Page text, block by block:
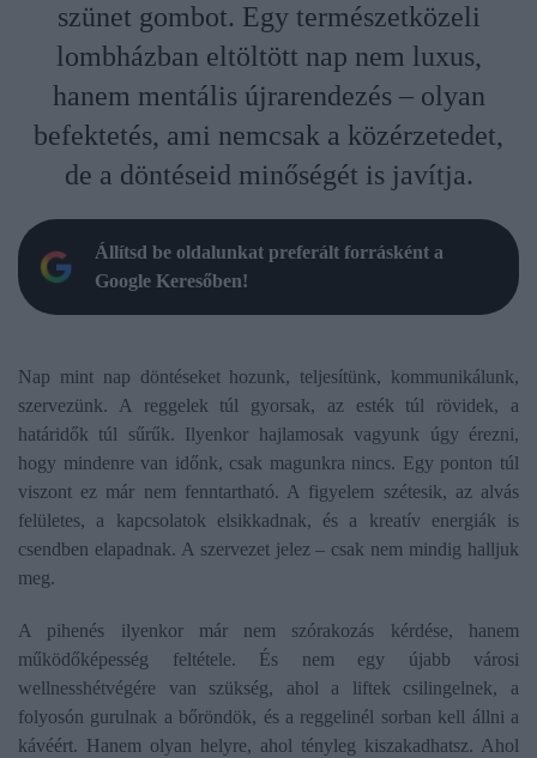
szünet gombot. Egy természetközeli
lombházban eltöltött nap nem luxus,
hanem mentális újrarendezés – olyan
befektetés, ami nemcsak a közérzetedet,
de a döntéseid minőségét is javítja.
Állítsd be oldalunkat preferált forrásként a
Google Keresőben!
Nap mint nap döntéseket hozunk, teljesítünk, kommunikálunk,
szervezünk. A reggelek túl gyorsak, az esték túl rövidek, a
határidők túl sűrűk. Ilyenkor hajlamosak vagyunk úgy érezni,
hogy mindenre van időnk, csak magunkra nincs. Egy ponton túl
viszont ez már nem fenntartható. A figyelem szétesik, az alvás
felületes, a kapcsolatok elsikkadnak, és a kreatív energiák is
csendben elapadnak. A szervezet jelez – csak nem mindig halljuk
meg.
A pihenés ilyenkor már nem szórakozás kérdése, hanem
működőképesség feltétele. És nem egy újabb városi
wellnesshétvégére van szükség, ahol a liftek csilingelnek, a
folyosón gurulnak a bőröndök, és a reggelinél sorban kell állni a
kávéért. Hanem olyan helyre, ahol tényleg kiszakadhatsz. Ahol